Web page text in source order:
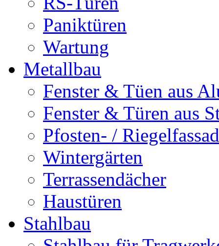
Paniktüren
Wartung
Metallbau
Fenster & Tüen aus
Fenster & Türen aus
Pfosten- /
Wintergärten
Terrassendächer
Haustüren
Stahlbau